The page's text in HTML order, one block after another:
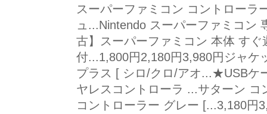
スーパーファミコン コントロー
ュ...Nintendo スーパーファミコ
古】スーパーファミコン 本体 す
付...1,800円2,180円3,980円ジャ
プラス [ シロ/クロ/アオ...★USBケ
ヤレスコントローラ ...サターン
コントローラー グレー [...3,180円